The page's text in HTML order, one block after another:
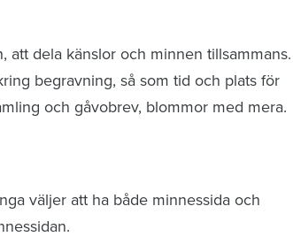
att dela känslor och minnen
begravning, så som tid och plats för
och gåvobrev, blommor med mera.
väljer att ha både minnessida och